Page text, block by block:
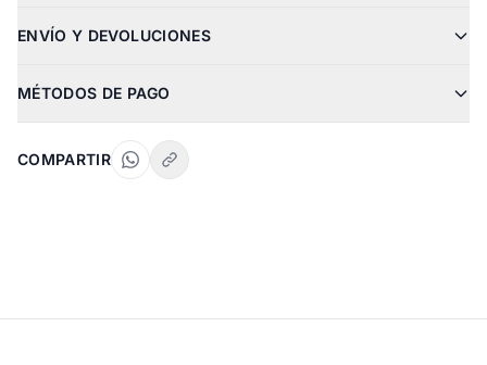
ENVÍO Y DEVOLUCIONES
MÉTODOS DE PAGO
COMPARTIR